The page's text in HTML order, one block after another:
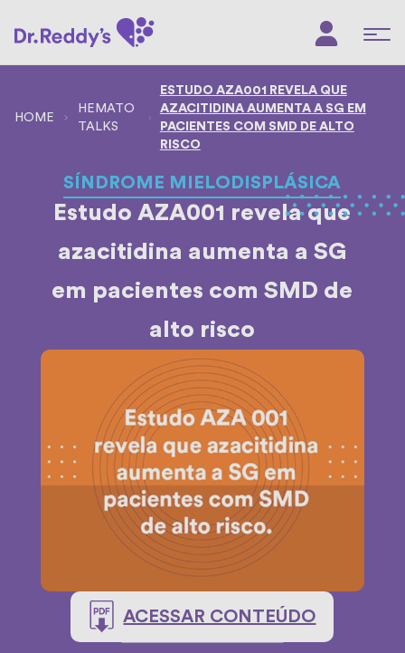
HEMATO
TALKS
ESTUDO AZA001 REVELA QUE
AZACITIDINA AUMENTA A SG EM
PACIENTES COM SMD DE ALTO
RISCO
SÍNDROME MIELODISPLÁSICA
Estudo AZA001 revela que
azacitidina aumenta a SG
em pacientes com SMD de
alto risco
ACESSAR CONTEÚDO